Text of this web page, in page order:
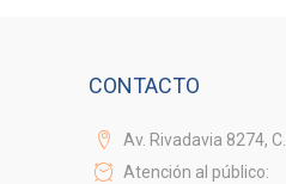
CONTACTO
Av. Rivadavia 8274,
Atención al público: